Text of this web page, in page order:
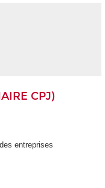
CPJ)
entreprises